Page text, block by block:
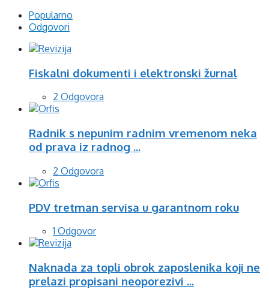
Popularno
Odgovori
Fiskalni dokumenti i elektronski žurnal
2 Odgovora
Radnik s nepunim radnim vremenom neka
od prava iz radnog ...
2 Odgovora
PDV tretman servisa u garantnom roku
1 Odgovor
Naknada za topli obrok zaposlenika koji ne
prelazi propisani neoporezivi ...